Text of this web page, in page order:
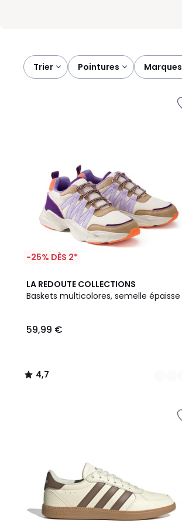
Trier pointures marques
-25% DÈS 2*
LA REDOUTE COLLECTIONS
Baskets multicolores, semelle épaisse
€.
59,99 €
4,7
/ 5
2
Couleurs
4,7
/